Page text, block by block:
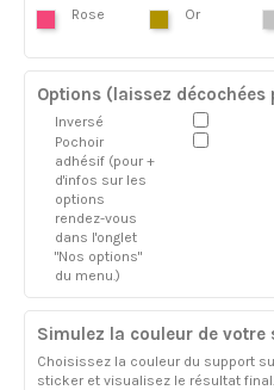
Rose Or
Options (laissez
Inversé
Pochoir
adhésif (pour +
d'infos sur les
options
rendez-vous
dans l'onglet
"Nos options"
du menu.)
Simulez la couleur de votre
Choisissez la couleur du support
sticker et visualisez le résultat final.